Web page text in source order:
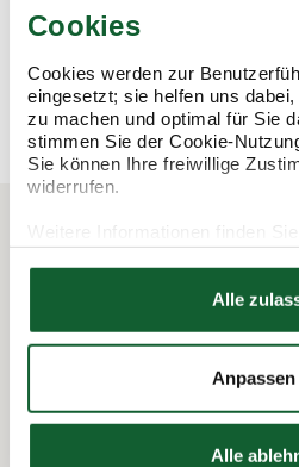
Cookies
Cookies werden zur
eingesetzt; sie helfen uns
zu machen und optimal für Sie
stimmen Sie der Cookie-
Sie können Ihre freiwillige
widerrufen.
Datenschutzerklärung
Alle
Anpassen
Alle
sichern damit Ihre Steuervorteile.
mehr erfahren
mehr
In 3 Schritten zur
So funktioniert's: